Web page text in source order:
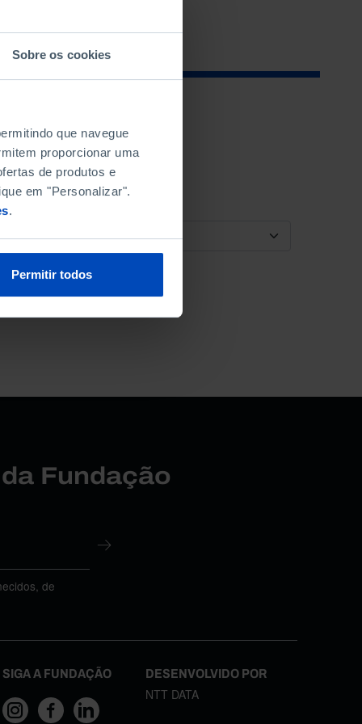
Sobre os cookies
que navegue
proporcionar uma
de produtos e
em "Personalizar".
.
Permitir todos
ORDENAR POR
Fundação
de
SIGA A FUNDAÇÃO DESENVOLVIDO POR
NTT DATA